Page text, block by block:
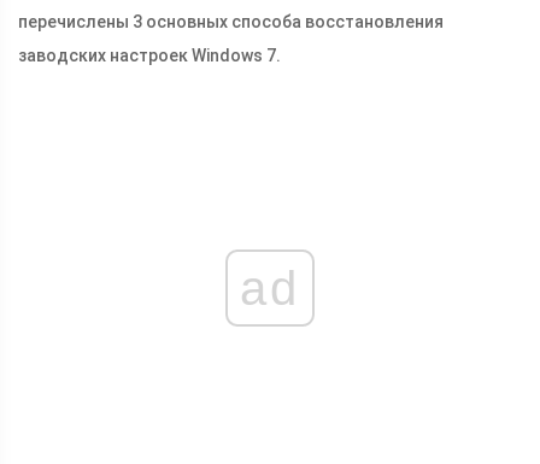
перечислены 3 основных способа восстановления
заводских настроек Windows 7.
ad